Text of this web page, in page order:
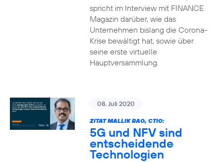
spricht im Interview mit FINANCE
Magazin darüber, wie das
Unternehmen bislang die Corona-
Krise bewältigt hat, sowie über
seine erste virtuelle
Hauptversammlung.
08. Juli 2020
ZITAT MALLIK RAO, CTIO:
5G und NFV sind
entscheidende
Technologien